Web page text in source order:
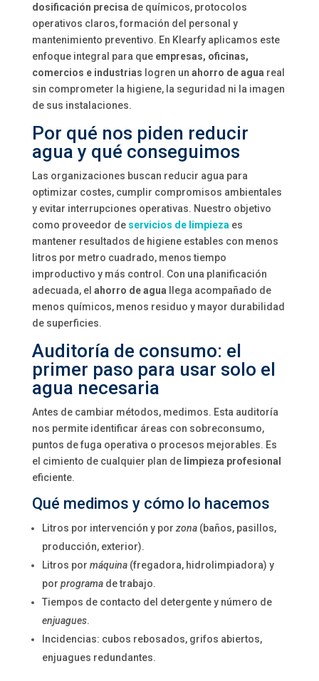
dosificación precisa de químicos, protocolos
operativos claros, formación del personal y
mantenimiento preventivo. En Klearfy aplicamos este
enfoque integral para que empresas, oficinas,
comercios e industrias logren un ahorro de agua real
sin comprometer la higiene, la seguridad ni la imagen
de sus instalaciones.
Por qué nos piden reducir
agua y qué conseguimos
Las organizaciones buscan reducir agua para
optimizar costes, cumplir compromisos ambientales
y evitar interrupciones operativas. Nuestro objetivo
como proveedor de servicios de limpieza es
mantener resultados de higiene estables con menos
litros por metro cuadrado, menos tiempo
improductivo y más control. Con una planificación
adecuada, el ahorro de agua llega acompañado de
menos químicos, menos residuo y mayor durabilidad
de superficies.
Auditoría de consumo: el
primer paso para usar solo el
agua necesaria
Antes de cambiar métodos, medimos. Esta auditoría
nos permite identificar áreas con sobreconsumo,
puntos de fuga operativa o procesos mejorables. Es
el cimiento de cualquier plan de limpieza profesional
eficiente.
Qué medimos y cómo lo hacemos
Litros por intervención y por zona(baños, pasillos,
producción, exterior).
Litros por máquina(fregadora, hidrolimpiadora) y
por programade trabajo.
Tiempos de contacto del detergente y número de
enjuagues.
Incidencias: cubos rebosados, grifos abiertos,
enjuagues redundantes.